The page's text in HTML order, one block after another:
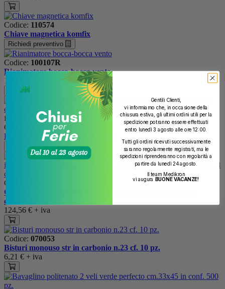
Codice: 110574
Chiave magnetica komfix
Richiedi preventivo
Codice: 100107R
Rianimatore bocca-bocca vento
1,81 €
fino ad esaurimento scorte
Codice:
120338
Bastone donna in alluminio patty
Richiedi preventivo
Codice:
Cuscino antidec.a bolle d'aria a microinterscambio in pvc
cm.45x40x6h
124,56 € + iva
Codice: 070053
Bisturi monouso str in carbonio n.23 cf. 10 pz.
6,21 € + iva
Gentili Clienti,
vi informiamo che, in occasione della
chiusura estiva, gli ultimi ordini utili per la
spedizione potranno essere effettuati
entro lunedì 3 agosto alle ore 12:00.
Tutti gli ordini ricevuti successivamente
saranno regolarmente registrati, ma le
spedizioni riprenderanno con regolarità a
partire da lunedì 24 agosto.
Il team Medikron
vi augura
BUONE VACANZE!